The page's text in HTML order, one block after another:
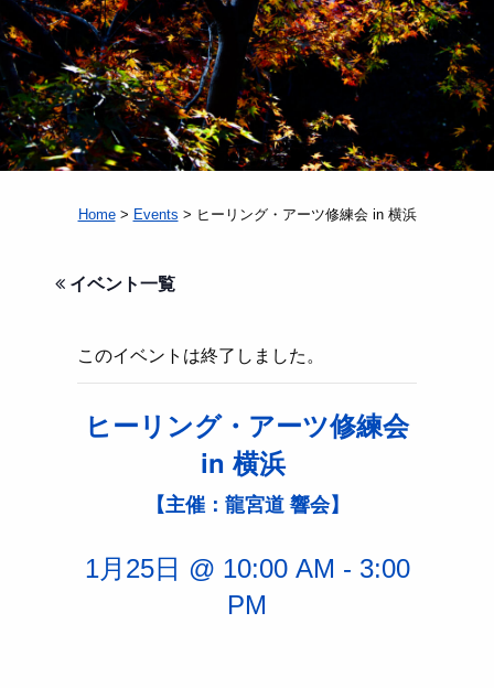
Home> Events > ヒーリング・アーツ修練会 in 横浜
イベント一覧
このイベントは終了しました。
ヒーリング・アーツ修練会
in 横浜
【主催：龍宮道 響会】
1月25日 @ 10:00 AM - 3:00
PM